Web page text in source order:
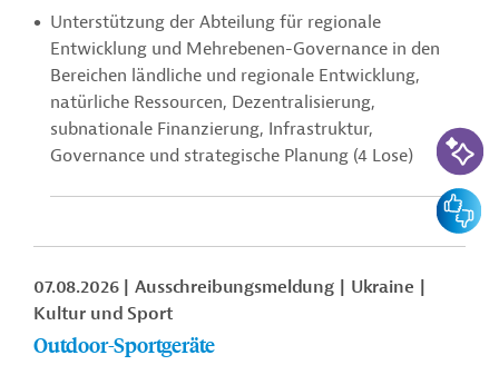
Unterstützung der Abteilung für regionale
Entwicklung und Mehrebenen-Governance in den
Bereichen ländliche und regionale Entwicklung,
natürliche Ressourcen, Dezentralisierung,
subnationale Finanzierung, Infrastruktur,
Governance und strategische Planung (4 Lose)
07.08.2026 Ausschreibungsmeldung
Ukraine
Kultur und Sport
Outdoor-Sportgeräte
KI-